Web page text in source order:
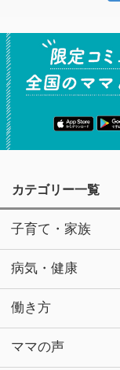
カテゴリー一覧
子育て・家族
病気・健康
働き方
ママの声